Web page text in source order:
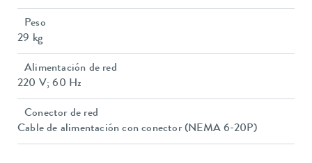
Peso
29 kg
Alimentación de red
220 V; 60 Hz
Conector de red
Cable de alimentación con conector (NEMA 6-20P)